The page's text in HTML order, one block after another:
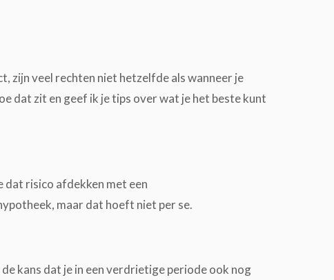
zijn veel rechten niet hetzelfde als wanneer je
dat zit en geef ik je tips over wat je het beste kunt
dat risico afdekken met een
maar dat hoeft niet per se.
kans dat je in een verdrietige periode ook nog